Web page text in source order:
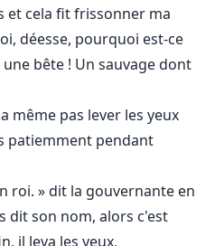
et cela fit frissonner ma
déesse, pourquoi est-ce
une bête ! Un sauvage dont
même pas lever les yeux
patiemment pendant
roi. » dit la gouvernante en
dit son nom, alors c'est
il leva les yeux,